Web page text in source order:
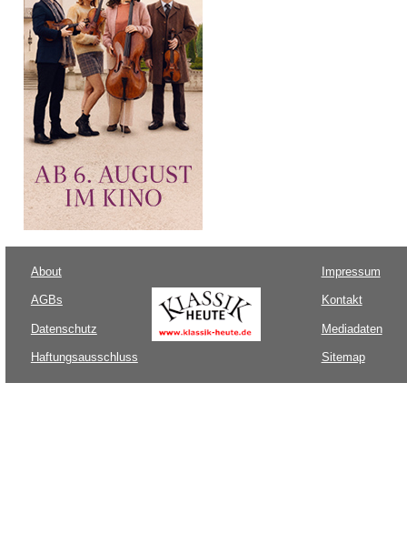
About
AGBs
Datenschutz
Haftungsausschluss
Impressum
Kontakt
Mediadaten
Sitemap